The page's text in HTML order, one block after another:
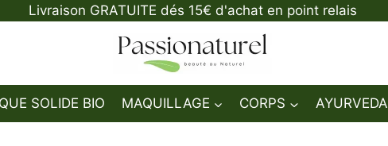
Livraison GRATUITE dés 15€ d'achat en point relais
SOLIDE BIO MAQUILLAGE CORPS AYURVEDA